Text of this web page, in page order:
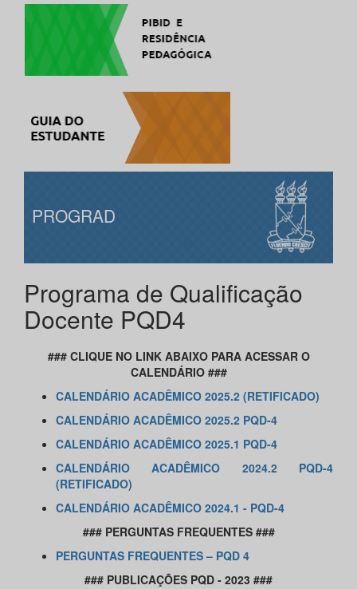
PROGRAD
Programa de Qualificação
Docente PQD4
### CLIQUE NO LINK ABAIXO PARA ACESSAR O
CALENDÁRIO ###
CALENDÁRIO ACADÊMICO 2025.2 (RETIFICADO)
CALENDÁRIO ACADÊMICO 2025.2 PQD-4
CALENDÁRIO ACADÊMICO 2025.1 PQD-4
CALENDÁRIO ACADÊMICO 2024.2 PQD-4
(RETIFICADO)
CALENDÁRIO ACADÊMICO 2024.1 - PQD-4
### PERGUNTAS FREQUENTES ###
PERGUNTAS FREQUENTES – PQD 4
### PUBLICAÇÕES PQD - 2023 ###